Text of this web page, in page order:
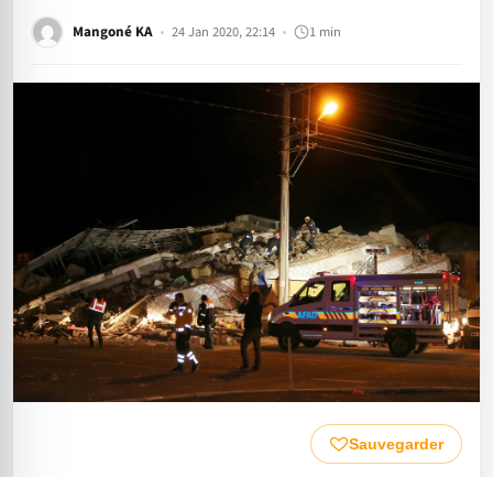
Mangoné KA 24 Jan 2020, 22:14 1 min
Sauvegarder